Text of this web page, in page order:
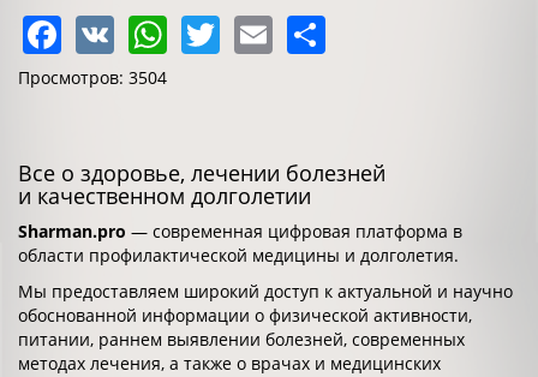
Facebook
VK WhatsApp
Twitter
Email
Просмотров: 3504
Все о здоровье, лечении болезней
и качественном долголетии
Sharman.pro — современная цифровая платформа в
области профилактической медицины и долголетия.
Мы предоставляем широкий доступ к актуальной и научно
обоснованной информации о физической активности,
питании, раннем выявлении болезней, современных
методах лечения, а также о врачах и медицинских